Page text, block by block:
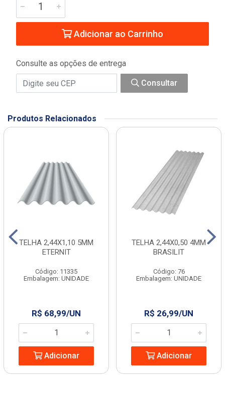
Adicionar ao Carrinho
Consulte as opções de entrega
Consultar
Produtos Relacionados
TELHA 2,44X1,10 5MM
ETERNIT
Código: 11335
Embalagem: UNIDADE
R$ 68,99/UN
Adicionar
TELHA 2,44X0,50 4MM
BRASILIT
Código: 76
Embalagem: UNIDADE
R$ 26,99/UN
Adicionar